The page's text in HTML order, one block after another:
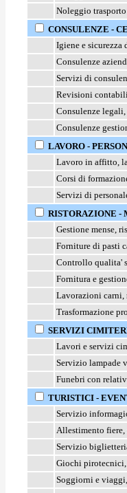
Noleggio
CONSULENZE -
Igiene e sicurezza
Consulenze
Servizi di
Revisioni
Consulenze
Consulenze
LAVORO -
Lavoro in affitto,
Corsi di
Servizi di
RISTORAZIONE -
Gestione mense,
Forniture di pasti
Controllo qualita'
Fornitura e
Lavorazioni carni,
Trasformazione
SERVIZI
Lavori e servizi
Servizio lampade
Funebri con
TURISTICI -
Servizio
Allestimento fiere,
Servizio
Giochi
Soggiorni e